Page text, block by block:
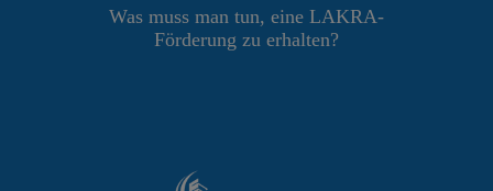
Was muss man tun, eine LAKRA-
Förderung zu erhalten?